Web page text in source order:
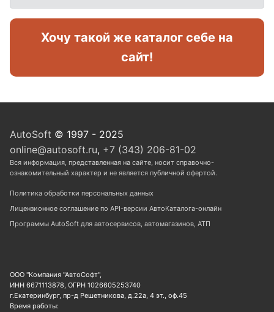
Хочу такой же каталог себе на
сайт!
AutoSoft © 1997 - 2025
online@autosoft.ru, +7 (343) 206-81-02
Вся информация, представленная на сайте, носит справочно-
ознакомительный характер и не является публичной офертой.
Политика обработки персональных данных
Лицензионное соглашение по API-версии АвтоКаталога-онлайн
Программы AutoSoft для автосервисов, автомагазинов, АТП
ООО "Компания "АвтоСофт",
ИНН 6671113878, ОГРН 1026605253740
г.Екатеринбург, пр-д Решетникова, д.22а, 4 эт., оф.45
Время работы: